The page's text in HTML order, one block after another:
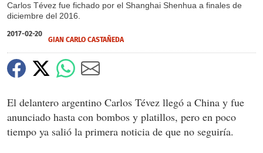
Carlos Tévez fue fichado por el Shanghai Shenhua a finales de
diciembre del 2016.
2017-02-20
GIAN CARLO CASTAÑEDA
El delantero argentino Carlos Tévez llegó a China y fue
anunciado hasta con bombos y platillos, pero en poco
tiempo ya salió la primera noticia de que no seguiría.